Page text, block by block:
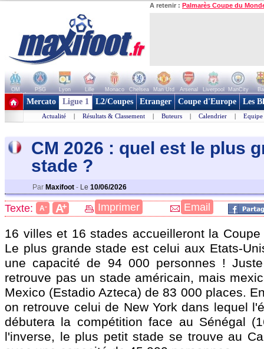
A retenir : Palmarès Coupe du
OM PSG Lyon Lille Monaco Chelsea Man Utd Arsenal Liverpool ManCity
+ de clubs
Mercato Ligue 1 L2/Coupes Etranger Coupe d'Europe Les
Actualité | Résultats & Classement | Buteurs | Calendrier | Equipe
CM 2026 : quel est le plus
stade ?
Par Maxifoot - Le 10/06/2026
Texte: A- A+ Imprimer Email
16 villes et 16 stades accueilleront la
Le plus grande stade est celui aux Etats-
une capacité de 94 000 personnes !
retrouve pas un stade américain, mais
Mexico (Estadio Azteca) de 83 000 places.
on retrouve celui de New York dans lequel
débutera la compétition face au Sénégal
l'inverse, le plus petit stade se trouve au